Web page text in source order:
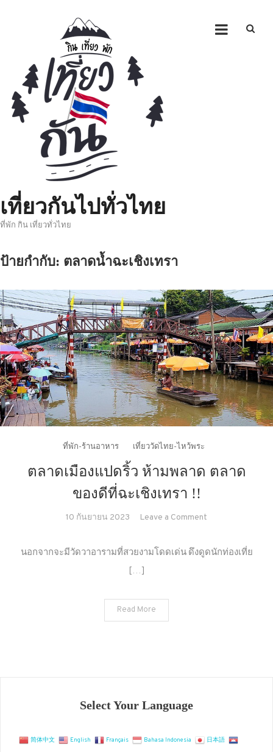
เที่ยวกันไปทั่วไทย
ที่พัก กิน เที่ยวทั่วไทย
ป้ายกำกับ: ตลาดน้ำฉะเชิงเทรา
ที่พัก-ร้านอาหาร เที่ยววัดไทย-ไหว้พระ
ตลาดเมืองแปดริ้ว ห้ามพลาด ตลาด
ของดีที่ฉะเชิงเทรา !!
10 กันยายน 2023 Leave a Comment
เมือง
นอกจากจะมีวัดวาอารามที่สวยงามโดดเด่น ดึงดูดนักท่องเที่ย
[…]
Read More
Select Your Language
简体中文 English Français Bahasa Indonesia 日本語